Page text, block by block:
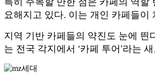
요해지고 있다. 이는 개인 카페들이
지역 기반 카페들의 약진도 눈에
는 전국 각지에서 ‘카페 투어’라는